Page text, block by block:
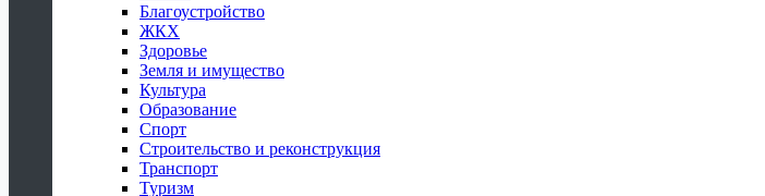
Благоустройство
ЖКХ
Здоровье
Земля и имущество
Культура
Образование
Спорт
Строительство и реконструкция
Транспорт
Туризм